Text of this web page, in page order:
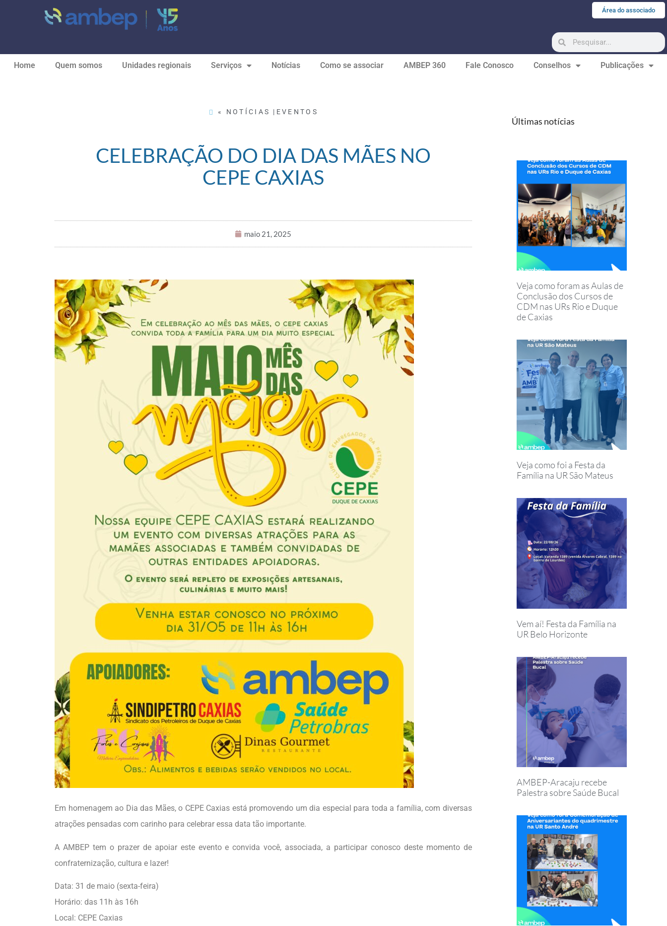
Área do associado
Home Quem somos Unidades regionais Serviços Notícias Como se associar AMBEP 360 Fale Conosco Conselhos Publicações
« NOTÍCIAS | EVENTOS
CELEBRAÇÃO DO DIA DAS MÃES NO
CEPE CAXIAS
maio 21, 2025
Em homenagem ao Dia das Mães, o CEPE Caxias está promovendo um dia especial para toda a família, com diversas
atrações pensadas com carinho para celebrar essa data tão importante.
A AMBEP tem o prazer de apoiar este evento e convida você, associada, a participar conosco deste momento de
confraternização, cultura e lazer!
Data: 31 de maio (sexta-feira)
Horário: das 11h às 16h
Local: CEPE Caxias
Últimas notícias
Veja como foram as Aulas de
Conclusão dos Cursos de
CDM nas URs Rio e Duque
de Caxias
Veja como foi a Festa da
Família na UR São Mateus
Vem aí! Festa da Família na
UR Belo Horizonte
AMBEP-Aracaju recebe
Palestra sobre Saúde Bucal